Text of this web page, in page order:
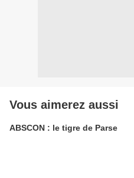
Vous aimerez aussi
ABSCON : le tigre de Parse